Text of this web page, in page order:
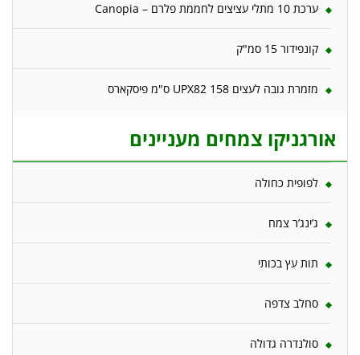
ערכת 10 מתלי עציצים לחממת פלרם – Canopia
קונפידור 15 סמ"ק
מזמרת גובה לעצים 158 UPX82 ס"מ פיסקארס
אורגניקו צמחים מעניינים
לפופית כחולה
ג’ינג’ר צמח
תות עץ בכותי
סחלב צדפה
סולנדרה גדולה